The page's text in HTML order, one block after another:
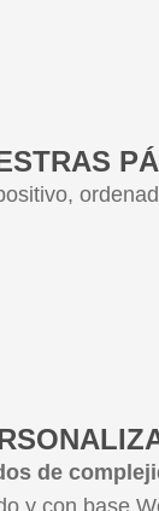
de
y con base